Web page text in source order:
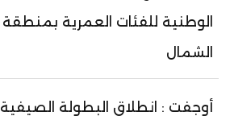
الوطنية للفئات العمرية بمنطقة
الشمال
أوجفت : انطلاق البطولة الصيفية